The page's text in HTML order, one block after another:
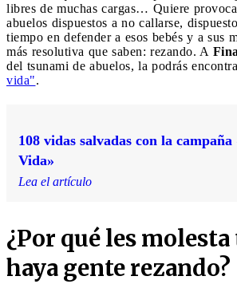
libres de muchas cargas… Quiere
abuelos dispuestos a no callarse,
tiempo en defender a esos bebés y a sus
más resolutiva que saben: rezando. A
del tsunami de abuelos, la podrás
vida".
108 vidas salvadas con la
Vida»
Lea el artículo
¿Por qué les
haya gente rezando?